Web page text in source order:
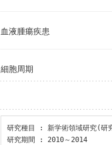
血液腫瘍疾患
細胞周期
研究種目 : 新学術領域研究(研
研究期間 : 2010～2014